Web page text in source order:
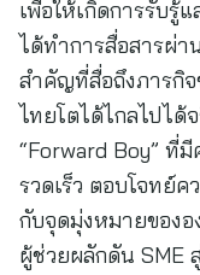
เพื่อให้เกิดการรับรู้
ได้ทำการสื่อสารผ่า
สำคัญที่สื่อถึงภารกิจ
ไทยโตได้ไกลไปได้
“Forward Boy” ที่
รวดเร็ว ตอบโจทย์ค
กับจุดมุ่งหมายของอ
ผู้ช่วยผลักดัน SME